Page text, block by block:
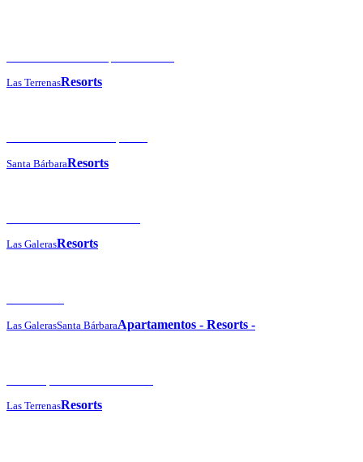
Las TerrenasResorts
Santa BárbaraResorts
Las GalerasResorts
Las GalerasSanta BárbaraApartamentos - Resorts -
Las TerrenasResorts